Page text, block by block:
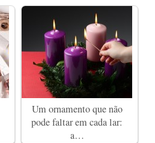
Um ornamento que não
pode faltar em cada lar:
a…